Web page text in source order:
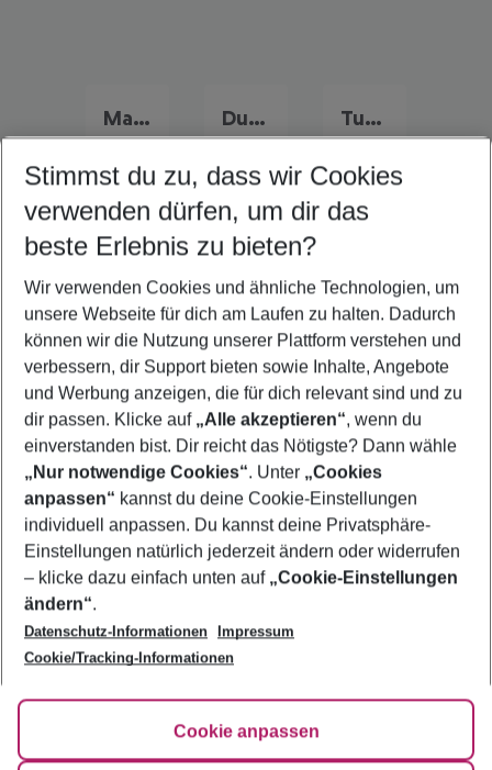
Marokko Urlaub Dubai Urlaub Tunesien Urlaub
Quicklinks
Familienurlaub Kairo
Pauschalreisen Kairo
Flug & Hotel Kairo
Frübucher Angebote Kairo für 2026
Footer
Footer navigation
Über uns
AGB
Bestpreisgarantie
Cookie-Einstellungen ändern
Cookie-Richtlinie
Agenturbetreuung
Barrierefreies Reisen
HanseMerkur Reiseversicherung
Hilfe & Kontakt
Folge uns
Stimmst du zu, dass wir Cookies
verwenden dürfen, um dir das
beste Erlebnis zu bieten?
Wir verwenden Cookies und ähnliche Technologien, um
unsere Webseite für dich am Laufen zu halten. Dadurch
können wir die Nutzung unserer Plattform verstehen und
verbessern, dir Support bieten sowie Inhalte, Angebote
und Werbung anzeigen, die für dich relevant sind und zu
dir passen. Klicke auf „Alle akzeptieren“, wenn du
einverstanden bist. Dir reicht das Nötigste? Dann wähle
„Nur notwendige Cookies“. Unter „Cookies
anpassen“ kannst du deine Cookie-Einstellungen
individuell anpassen. Du kannst deine Privatsphäre-
Einstellungen natürlich jederzeit ändern oder widerrufen
– klicke dazu einfach unten auf „Cookie-Einstellungen
ändern“.
Datenschutz-Informationen
Impressum
Cookie/Tracking-Informationen
Cookie anpassen